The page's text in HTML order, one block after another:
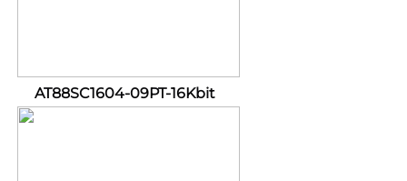
AT88SC1604-09PT-16Kbit